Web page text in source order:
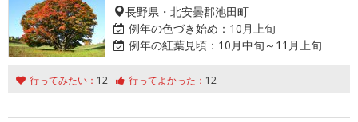
長野県・北安曇郡池田町
例年の色づき始め： 10月上旬
例年の紅葉見頃： 10月中旬～11月上旬
行ってみたい： 12 行ってよかった： 12